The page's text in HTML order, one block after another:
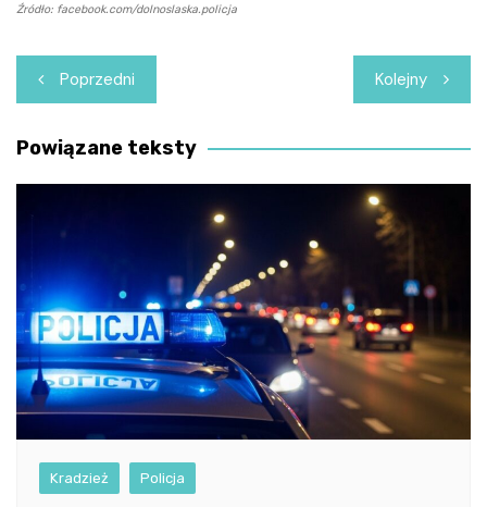
Źródło: facebook.com/dolnoslaska.policja
Nawigacja
wpisu
Poprzedni Kolejny
Powiązane teksty
Kradzież Policja